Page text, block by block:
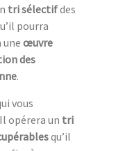
tri sélectifdes
pourra
une œuvre
des
.
vous
opérera un tri
qu’il